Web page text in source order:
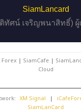
SiamLancard
ทัศน์ เจริญพนาสิทธิ์) ผู้
Forex| SiamCafe |
Cloud
XM Signal |
SiamLanCard